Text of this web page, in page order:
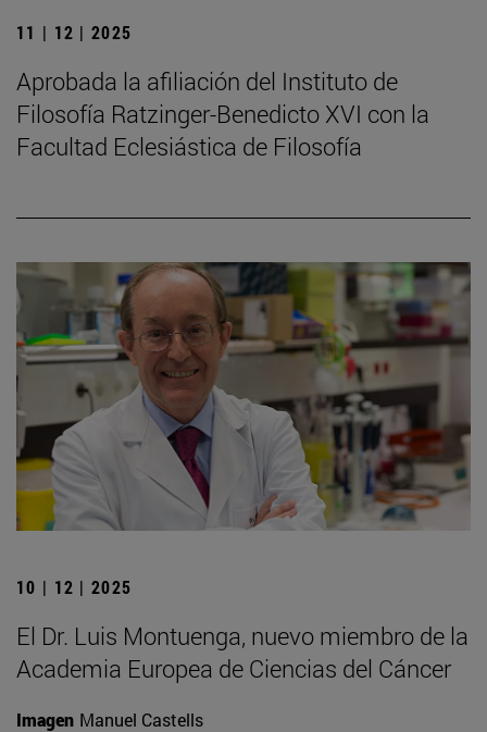
11 | 12 | 2025
Aprobada la afiliación del Instituto de
Filosofía Ratzinger-Benedicto XVI con la
Facultad Eclesiástica de Filosofía
10 | 12 | 2025
El Dr. Luis Montuenga, nuevo miembro de la
Academia Europea de Ciencias del Cáncer
Imagen Manuel Castells